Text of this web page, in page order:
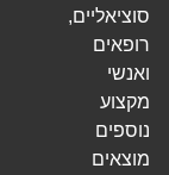
סוציאליים,
רופאים
ואנשי
מקצוע
נוספים
מוצאים